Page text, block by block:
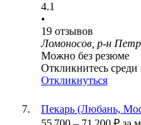
4.1
•
19 отзывов
Ломоносов, р-н
Можно без резюме
Откликнитесь
Откликнуться
Пекарь (Любань,